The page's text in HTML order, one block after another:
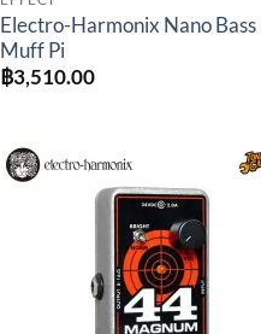
Electro-Harmonix Nano Bass
Muff Pi
฿3,510.00